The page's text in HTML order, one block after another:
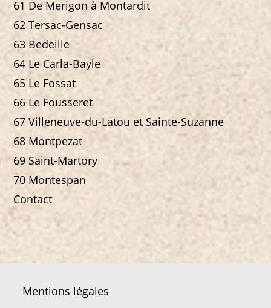
61 De Merigon à Montardit
62 Tersac-Gensac
63 Bedeille
64 Le Carla-Bayle
65 Le Fossat
66 Le Fousseret
67 Villeneuve-du-Latou et Sainte-Suzanne
68 Montpezat
69 Saint-Martory
70 Montespan
Contact
Mentions légales